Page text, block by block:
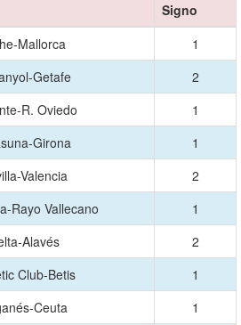
Signo
Mallorca
1
Getafe
2
R. Oviedo
1
Girona
1
Valencia
2
Rayo Vallecano
1
Alavés
2
Club-Betis
1
Ceuta
1